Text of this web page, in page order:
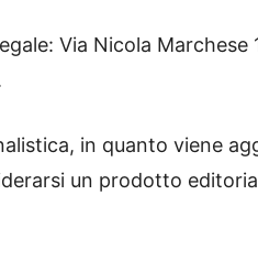
Via Nicola Marchese
in quanto viene
un prodotto